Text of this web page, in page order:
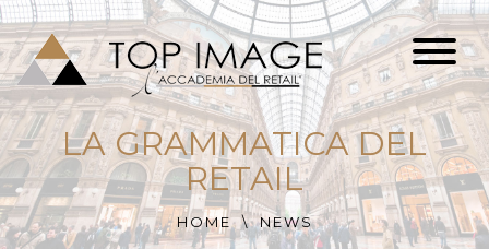
LA GRAMMATICA DEL
RETAIL
HOME NEWS